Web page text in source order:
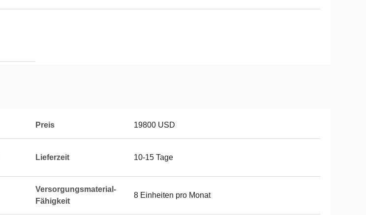
Preis 19800 USD
Lieferzeit 10-15 Tage
Versorgungsmaterial-
Fähigkeit
8 Einheiten pro Monat